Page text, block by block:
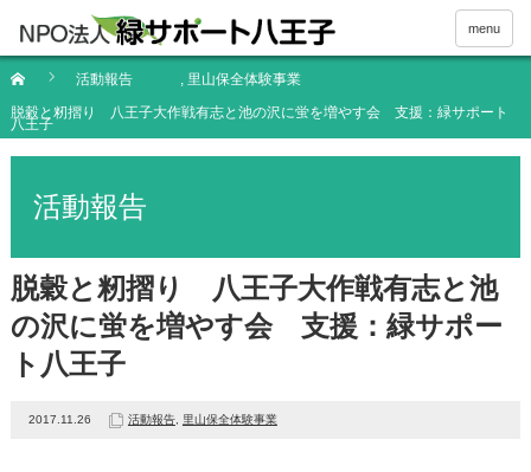
menu
活動報告 , 里山保全体験事業
脱穀と籾摺り 八王子大作戦有志と池の沢に蛍を増やす会 支援：緑サポート
八王子
活動報告
脱穀と籾摺り 八王子大作戦有志と池
の沢に蛍を増やす会 支援：緑サポー
ト八王子
2017.11.26 活動報告, 里山保全体験事業